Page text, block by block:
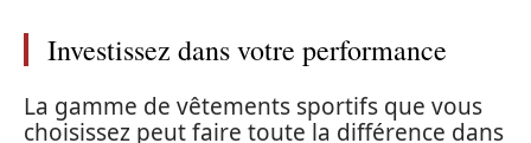
Investissez dans votre performance
La gamme de vêtements sportifs que vous
choisissez peut faire toute la différence dans